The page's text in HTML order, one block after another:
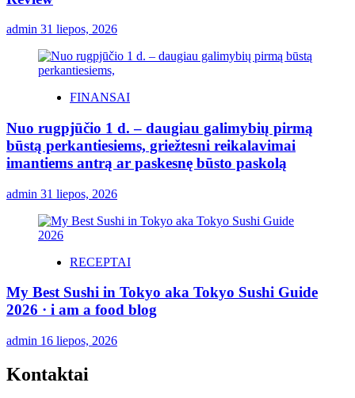
admin 31 liepos, 2026
FINANSAI
Nuo rugpjūčio 1 d. – daugiau galimybių pirmą
būstą perkantiesiems, griežtesni reikalavimai
imantiems antrą ar paskesnę būsto paskolą
admin 31 liepos, 2026
RECEPTAI
My Best Sushi in Tokyo aka Tokyo Sushi Guide
2026 · i am a food blog
admin 16 liepos, 2026
Kontaktai